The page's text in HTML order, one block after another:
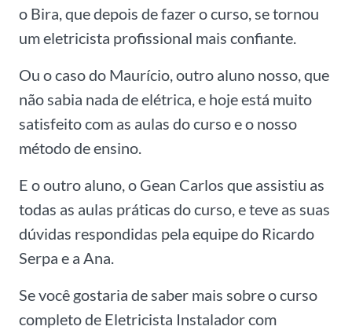
o Bira, que depois de fazer o curso, se tornou
um eletricista profissional mais confiante.
Ou o caso do Maurício, outro aluno nosso, que
não sabia nada de elétrica, e hoje está muito
satisfeito com as aulas do curso e o nosso
método de ensino.
E o outro aluno, o Gean Carlos que assistiu as
todas as aulas práticas do curso, e teve as suas
dúvidas respondidas pela equipe do Ricardo
Serpa e a Ana.
Se você gostaria de saber mais sobre o curso
completo de Eletricista Instalador com